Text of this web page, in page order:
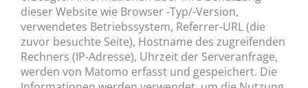
dieser Website wie Browser -Typ/-Version,
verwendetes Betriebssystem, Referrer-URL (die
zuvor besuchte Seite), Hostname des zugreifenden
Rechners (IP-Adresse), Uhrzeit der Serveranfrage,
werden von Matomo erfasst und gespeichert. Die